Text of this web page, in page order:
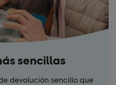
sencillas
devolución sencillo que